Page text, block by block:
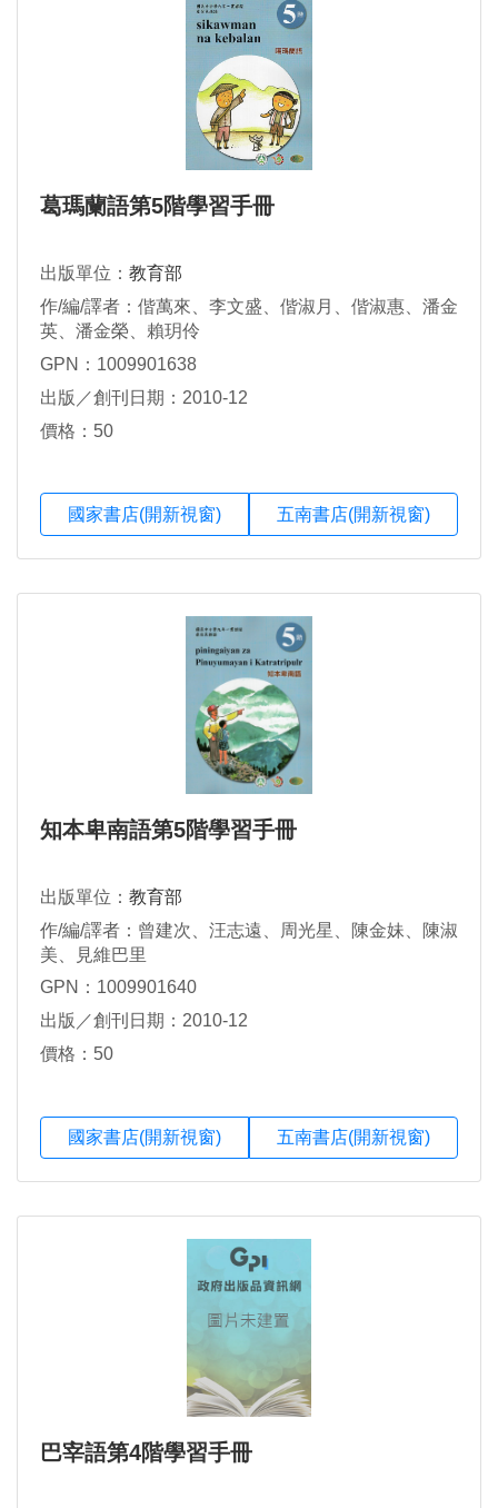
葛瑪蘭語第5階學習手冊
出版單位： 教育部
作/編/譯者：偕萬來、李文盛、偕淑月、偕淑惠、潘金
英、潘金榮、賴玥伶
GPN：1009901638
出版／創刊日期：2010-12
價格：50
國家書店(開新視窗) 五南書店(開新視窗)
知本卑南語第5階學習手冊
出版單位： 教育部
作/編/譯者：曾建次、汪志遠、周光星、陳金妹、陳淑
美、見維巴里
GPN：1009901640
出版／創刊日期：2010-12
價格：50
國家書店(開新視窗) 五南書店(開新視窗)
巴宰語第4階學習手冊